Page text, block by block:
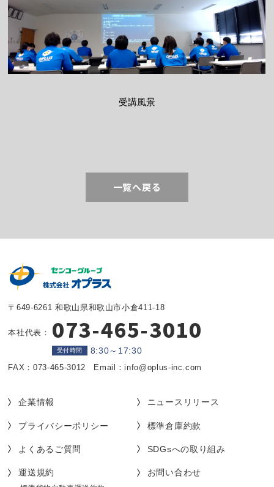
受講風景
一覧へ戻る
〒649-6261 和歌山県和歌山市小倉411-18
本社代表： 073-465-3010
受付時間 8:30～17:30
FAX：073-465-3012 Email：info@oplus-inc.com
企業情報 ニュースリリース
プライバシーポリシー 標準倉庫約款
よくあるご質問 SDGsへの取り組み
運送規約 お問い合わせ